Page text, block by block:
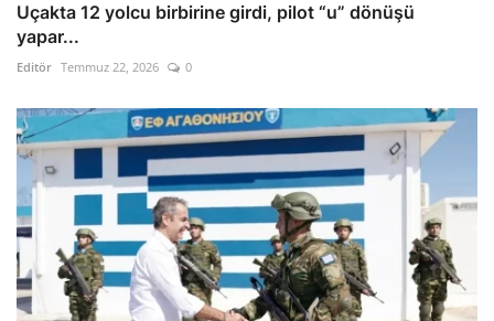
Uçakta 12 yolcu birbirine girdi, pilot “u” dönüşü
yapar...
Editör Temmuz 22, 2026 0